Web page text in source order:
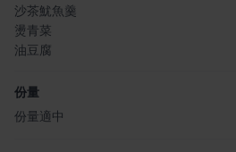
沙茶魷魚羹
燙青菜
油豆腐
份量
份量適中